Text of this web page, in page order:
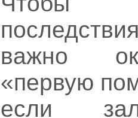
важно
«первую
если